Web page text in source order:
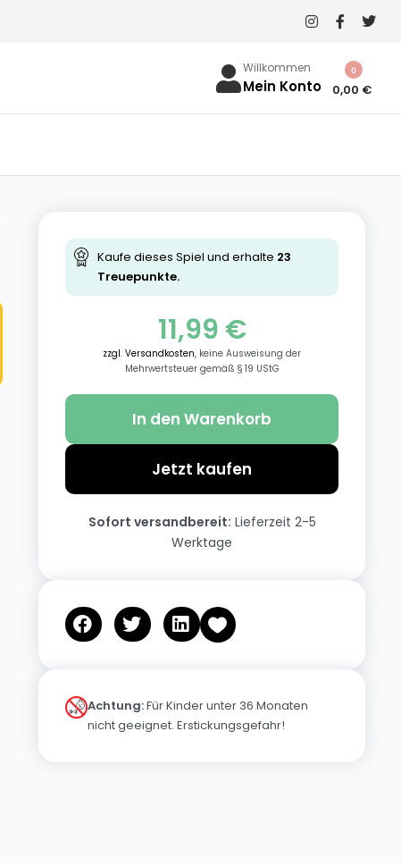
Willkommen
Mein Konto 0,00 €
0
Kaufe dieses Spiel und erhalte 23
Treuepunkte.
11,99 €
zzgl. Versandkosten, keine Ausweisung der
Mehrwertsteuer gemäß § 19 UStG
In den Warenkorb
Jetzt kaufen
Sofort versandbereit: Lieferzeit 2-5
Werktage
Achtung:Für Kinder unter 36 Monaten
nicht geeignet. Erstickungsgefahr!